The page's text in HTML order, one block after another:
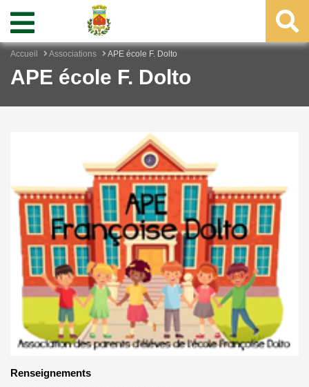
Accueil Associations APE école F. Dolto
APE école F. Dolto
Renseignements